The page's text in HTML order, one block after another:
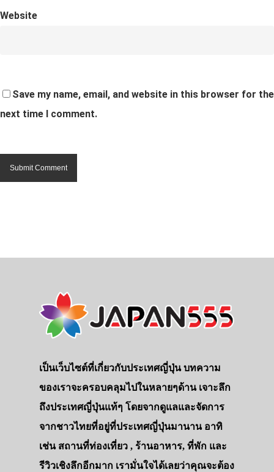
Website
Save my name, email, and website in this browser for the
next time I comment.
เป็นเว็บไซต์ที่เกี่ยวกับประเทศญี่ปุ่น บทความ
ของเราจะครอบคลุมไปในหลายๆด้าน เจาะลึก
ถึงประเทศญี่ปุ่นแท้ๆ โดยจากดูแลและจัดการ
จากชาวไทยที่อยู่ที่ประเทศญี่ปุ่นมานาน อาทิ
เช่น สถานที่ท่องเที่ยว , ร้านอาหาร, ที่พัก และ
รีวิวเชิงลึกอีกมาก เรามั่นใจได้เลยว่าคุณจะต้อง